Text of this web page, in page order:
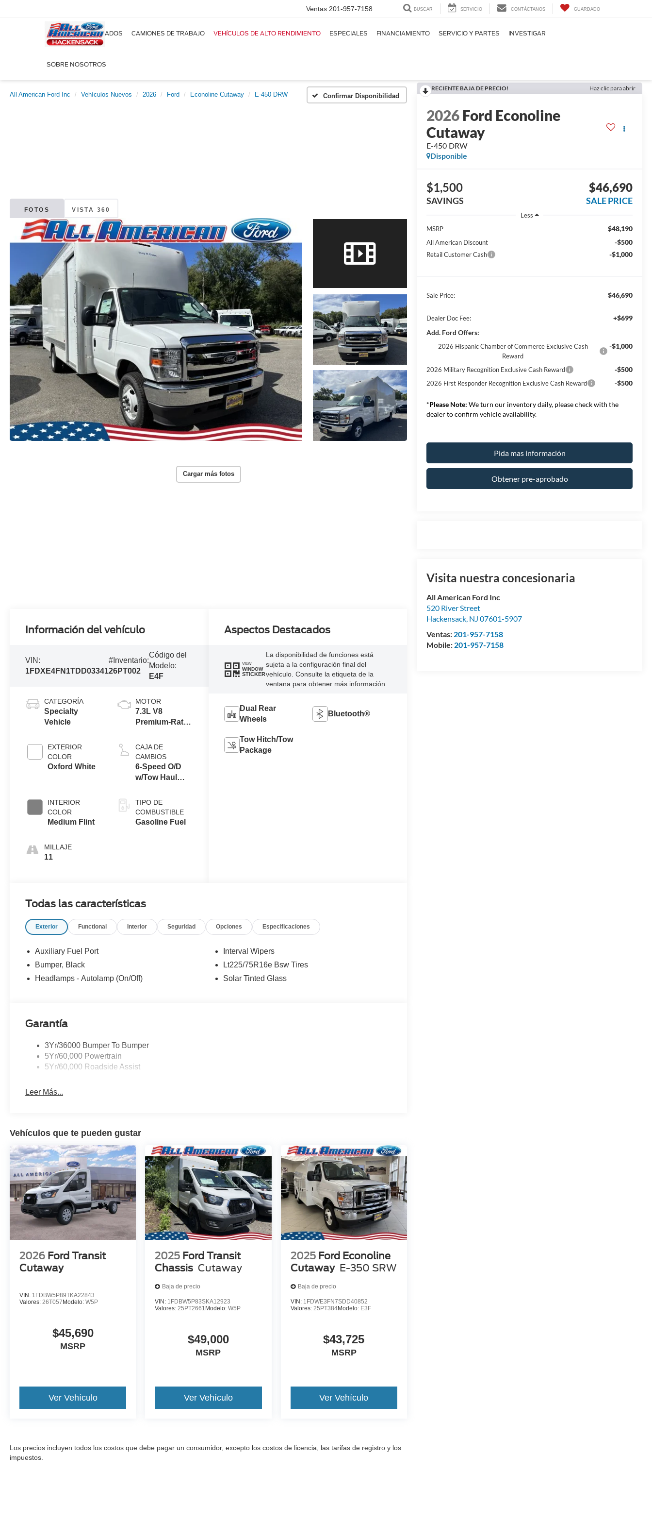
Ventas 201-957-7158 BUSCAR SERVICIO CONTÁCTANOS GUARDADO
NUEVOS USADOS CAMIONES DE TRABAJO VEHÍCULOS DE ALTO RENDIMIENTO ESPECIALES FINANCIAMIENTO SERVICIO Y PARTES INVESTIGAR
SOBRE NOSOTROS
All American Ford Inc Vehículos Nuevos 2026 Ford Econoline Cutaway E-450 DRW Confirmar Disponibilidad
FOTOS VISTA 360
Cargar más fotos
RECIENTE BAJA DE PRECIO! Haz clic para abrir
2026Ford Econoline
Cutaway
E-450 DRW
Disponible
$1,500
SAVINGS
$46,690
SALE PRICE
Less
MSRP
$48,190
All American Discount -$500
Retail Customer Cash -$1,000
Sale Price: $46,690
Dealer Doc Fee:
+$699
Add. Ford Offers:
2026 Hispanic Chamber of Commerce Exclusive Cash
Reward
-$1,000
2026 Military Recognition Exclusive Cash Reward -$500
2026 First Responder Recognition Exclusive Cash Reward -$500
*Please Note: We turn our inventory daily, please check with the
dealer to confirm vehicle availability.
Pida mas información
Obtener pre-aprobado
Visita nuestra concesionaria
All American Ford Inc
520 River Street
Hackensack, NJ 07601-5907
Ventas: 201-957-7158
Mobile: 201-957-7158
Información del vehículo
VIN:
1FDXE4FN1TDD03341
#Inventario:
26PT002
Código del
Modelo:
E4F
CATEGORÍA
Specialty
Vehicle
EXTERIOR
COLOR
Oxford White
INTERIOR
COLOR
Medium Flint
MILLAJE
11
MOTOR
7.3L V8
Premium-Rated
CAJA DE
CAMBIOS
6-Speed O/D
w/Tow Haul
TIPO DE
COMBUSTIBLE
Gasoline Fuel
Aspectos Destacados
VIEW
WINDOW
STICKER
La disponibilidad de funciones está
sujeta a la configuración final del
vehículo. Consulte la etiqueta de la
ventana para obtener más información.
Dual Rear
Wheels
Bluetooth®
Tow Hitch/Tow
Package
Todas las características
Exterior Functional Interior Seguridad Opciones Especificaciones
Auxiliary Fuel Port
Bumper, Black
Headlamps - Autolamp (On/Off)
Interval Wipers
Lt225/75R16e Bsw Tires
Solar Tinted Glass
Garantía
3Yr/36000 Bumper To Bumper
5Yr/60,000 Powertrain
5Yr/60,000 Roadside Assist
Leer Más...
Vehículos que te pueden gustar
2026 Ford Transit
Cutaway
VIN: 1FDBW5P89TKA22843
Valores: 26T057 Modelo: W5P
$45,690
MSRP
Ver Vehículo
2025 Ford Transit
Chassis Cutaway
Baja de precio
VIN: 1FDBW5P83SKA12923
Valores:25PT2661 Modelo:W5P
$49,000
MSRP
Ver Vehículo
2025 Ford Econoline
Cutaway E-350 SRW
Baja de precio
VIN: 1FDWE3FN7SDD40852
Valores: 25PT384Modelo: E3F
$43,725
MSRP
Ver Vehículo
Los precios incluyen todos los costos que debe pagar un consumidor, excepto los costos de licencia, las tarifas de registro y los
impuestos.